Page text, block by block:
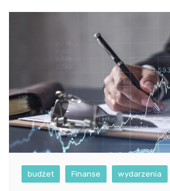
budżet Finanse wydarzenia